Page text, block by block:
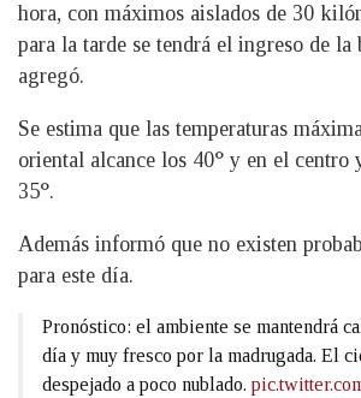
hora, con máximos aislados de 30
para la tarde se tendrá el ingreso de la
agregó.
Se estima que las temperaturas
oriental alcance los 40° y en el centro
35°.
Además informó que no existen
para este día.
Pronóstico: el ambiente se mantendrá
día y muy fresco por la madrugada. El
despejado a poco nublado.